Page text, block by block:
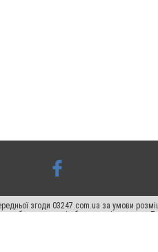
згоди 03247.com.ua за умови
абзацу в тексті або в якості